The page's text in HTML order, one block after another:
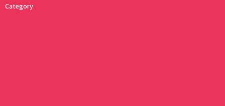
Category